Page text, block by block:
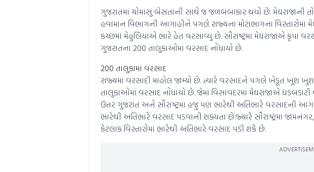
ગુજરાતમાં ચોમાસું બેસતાની સાથે જ જળબંબાકાર થયો છે. મેઘરાજાની
હવામાન વિભાગની આગાહીને પગલે રાજ્યના મોટાભાગના વિસ્તારોમાં
કચ્છમાં મેહુલિયાએ ભારે હેત વરસાવ્યું છે. સૌરાષ્ટ્રમાં મેઘરાજાએ કૃપા
ગુજરાતના 200 તાલુકાઓમાં વરસાદ નોંધાયો છે.
200 તાલુકામાં વરસાદ
રાજ્યમાં વરસાદી માહોલ જામ્યો છે. ત્યારે વરસાદને પગલે ખેડૂત ખુશ
તાલુકાઓમાં વરસાદ નોંધાયો છે. જેમાં વિસાવદરમાં મેઘરાજાએ
ઉત્તર ગુજરાત અને સૌરાષ્ટ્રમાં હજુ પણ ભારેથી અતિભારે વરસાદની
ભારેથી અતિભારે વરસાદ પડવાની શક્યતા છે.જ્યારે સૌરાષ્ટ્રમાં
કેટલાક વિસ્તારોમાં ભારેથી અતિભારે વરસાદ પડી શકે છે.